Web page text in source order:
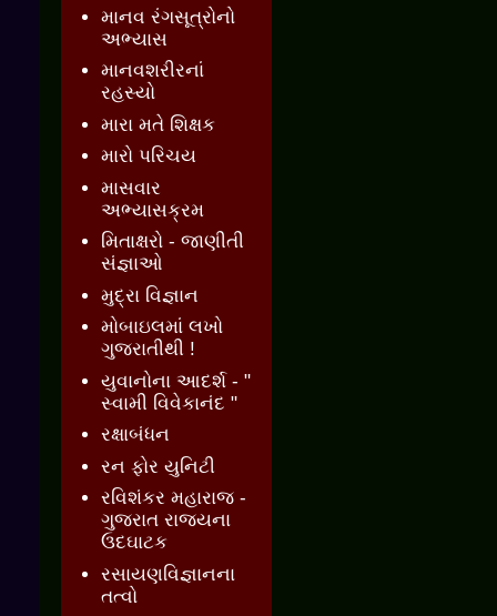
માનવ રંગસૂત્રોનો
અભ્યાસ
માનવશરીરનાં
રહસ્યો
મારા મતે શિક્ષક
મારો પરિચય
માસવાર
અભ્યાસક્રમ
મિતાક્ષરો - જાણીતી
સંજ્ઞાઓ
મુદ્રા વિજ્ઞાન
મોબાઇલમાં લખો
ગુજરાતીથી !
યુવાનોના આદર્શ - "
સ્વામી વિવેકાનંદ "
રક્ષાબંધન
રન ફોર યુનિટી
રવિશંકર મહારાજ -
ગુજરાત રાજ્યના
ઉદઘાટક
રસાયણવિજ્ઞાનના
તત્વો